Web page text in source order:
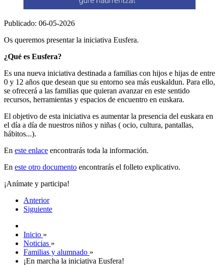
Publicado: 06-05-2026
Os queremos presentar la iniciativa Eusfera.
¿Qué es Eusfera?
Es una nueva iniciativa destinada a familias con hijos e hijas de entre
0 y 12 años que desean que su entorno sea más euskaldun. Para ello,
se ofrecerá a las familias que quieran avanzar en este sentido
recursos, herramientas y espacios de encuentro en euskara.
El objetivo de esta iniciativa es aumentar la presencia del euskara en
el día a día de nuestros niños y niñas ( ocio, cultura, pantallas,
hábitos...).
En este enlace encontrarás toda la información.
En este otro documento encontrarás el folleto explicativo.
¡Anímate y participa!
Anterior
Siguiente
Inicio »
Noticias »
Familias y alumnado »
¡En marcha la iniciativa Eusfera!